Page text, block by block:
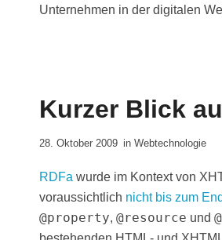
Unternehmen in der digitalen
Kurzer Blick
28. Oktober 2009 in Webtechnologie
RDFa wurde im Kontext von
voraussichtlich nicht bis zum
@property, @resource und